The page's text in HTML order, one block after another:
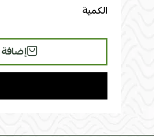
الكمية